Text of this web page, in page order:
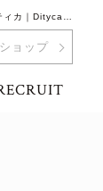
ィカ｜Dityca…
ョップ